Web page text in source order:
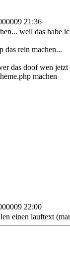
21:36
weil das habe
das rein machen...
das doof wen
machen
22:00
einen lauftext